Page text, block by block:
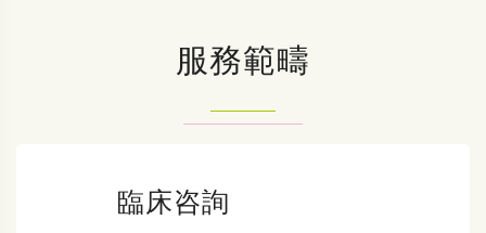
服務範疇
臨床咨詢